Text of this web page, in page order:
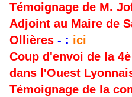
Témoignage de M.
Adjoint au Maire de
Ollières - : ici
Coup d'envoi de la
dans l'Ouest
Témoignage de la